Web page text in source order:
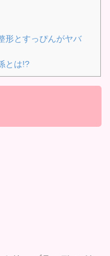
形とすっぴんがヤバ
とは!?